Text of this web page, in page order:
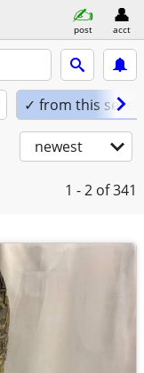
post acct
✓ from this seller
newest
1 - 2 of 341